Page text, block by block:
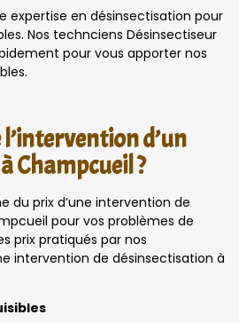
expertise en désinsectisation pour
Nos technciens Désinsectiseur
pour vous apporter nos
d’un
Champcueil ?
du prix d’une intervention de
pour vos problèmes de
prix pratiqués par nos
intervention de désinsectisation à